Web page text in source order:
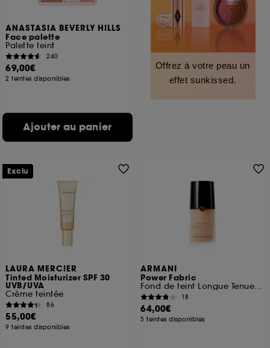
ANASTASIA BEVERLY HILLS
Face palette
Palette teint
240
69,00€
2 teintes disponibles
Ajouter au panier
Offrez à votre peau un
effet sunkissed.
LAURA MERCIER
Tinted Moisturizer SPF 30
UVB/UVA
Crème teintée
86
55,00€
9 teintes disponibles
Exclu
ARMANI
Power Fabric
Fond de teint Longue Tenue Mat Imperceptible SPF 20
18
64,00€
5 teintes disponibles